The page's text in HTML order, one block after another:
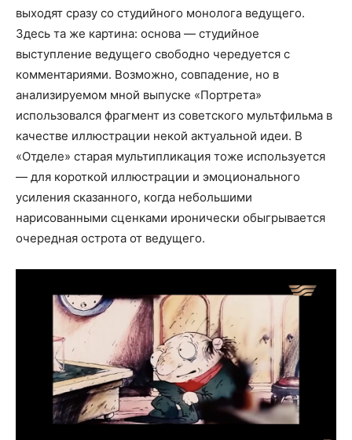
выходят сразу со студийного монолога ведущего.
Здесь та же картина: основа — студийное
выступление ведущего свободно чередуется с
комментариями. Возможно, совпадение, но в
анализируемом мной выпуске «Портрета»
использовался фрагмент из советского мультфильма в
качестве иллюстрации некой актуальной идеи. В
«Отделе» старая мультипликация тоже используется
— для короткой иллюстрации и эмоционального
усиления сказанного, когда небольшими
нарисованными сценками иронически обыгрывается
очередная острота от ведущего.